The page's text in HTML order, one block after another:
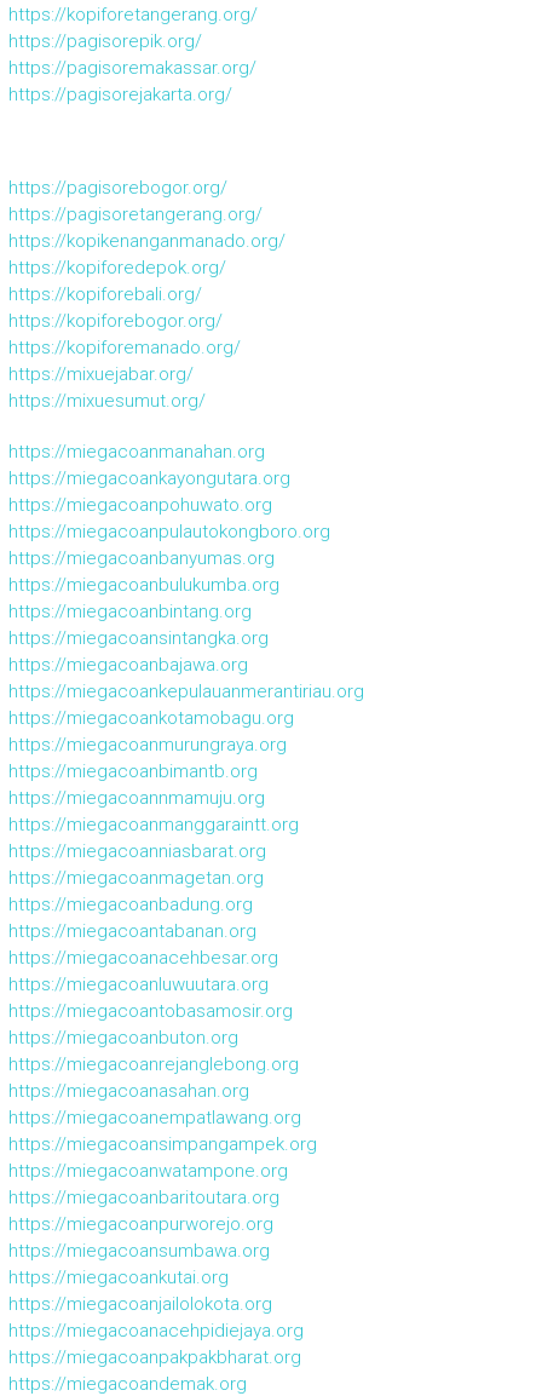
https://kopiforetangerang.org/
https://pagisorepik.org/
https://pagisoremakassar.org/
https://pagisorejakarta.org/
https://pagisorebogor.org/
https://pagisoretangerang.org/
https://kopikenanganmanado.org/
https://kopiforedepok.org/
https://kopiforebali.org/
https://kopiforebogor.org/
https://kopiforemanado.org/
https://mixuejabar.org/
https://mixuesumut.org/
https://miegacoanmanahan.org
https://miegacoankayongutara.org
https://miegacoanpohuwato.org
https://miegacoanpulautokongboro.org
https://miegacoanbanyumas.org
https://miegacoanbulukumba.org
https://miegacoanbintang.org
https://miegacoansintangka.org
https://miegacoanbajawa.org
https://miegacoankepulauanmerantiriau.org
https://miegacoankotamobagu.org
https://miegacoanmurungraya.org
https://miegacoanbimantb.org
https://miegacoannmamuju.org
https://miegacoanmanggaraintt.org
https://miegacoanniasbarat.org
https://miegacoanmagetan.org
https://miegacoanbadung.org
https://miegacoantabanan.org
https://miegacoanacehbesar.org
https://miegacoanluwuutara.org
https://miegacoantobasamosir.org
https://miegacoanbuton.org
https://miegacoanrejanglebong.org
https://miegacoanasahan.org
https://miegacoanempatlawang.org
https://miegacoansimpangampek.org
https://miegacoanwatampone.org
https://miegacoanbaritoutara.org
https://miegacoanpurworejo.org
https://miegacoansumbawa.org
https://miegacoankutai.org
https://miegacoanjailolokota.org
https://miegacoanacehpidiejaya.org
https://miegacoanpakpakbharat.org
https://miegacoandemak.org